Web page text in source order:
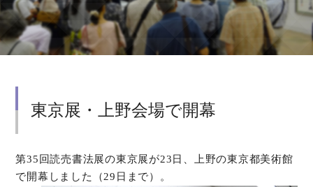
東京展・上野会場で開幕
第35回読売書法展の東京展が23日、上野の東京都美術館
で開幕しました（29日まで）。
読売書法会について
読売書法展
関連書道展
デジタルアーカイブ